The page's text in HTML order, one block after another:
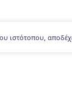
ιστότοπου,